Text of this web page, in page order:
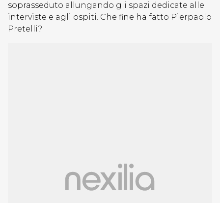
soprasseduto allungando gli spazi dedicate alle
interviste e agli ospiti. Che fine ha fatto Pierpaolo
Pretelli?